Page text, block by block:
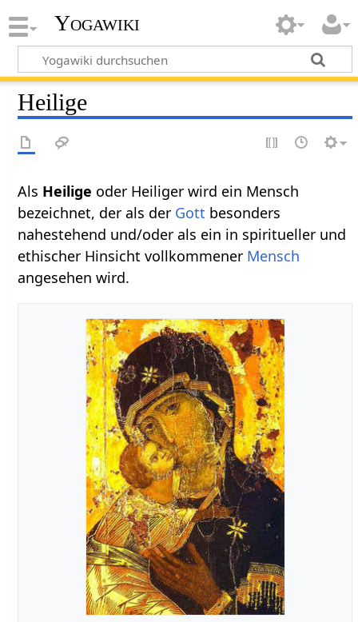
Yogawiki
Heilige
Als Heilige oder Heiliger wird ein Mensch
bezeichnet, der als der Gott besonders
nahestehend und/oder als ein in spiritueller und
ethischer Hinsicht vollkommener Mensch
angesehen wird.